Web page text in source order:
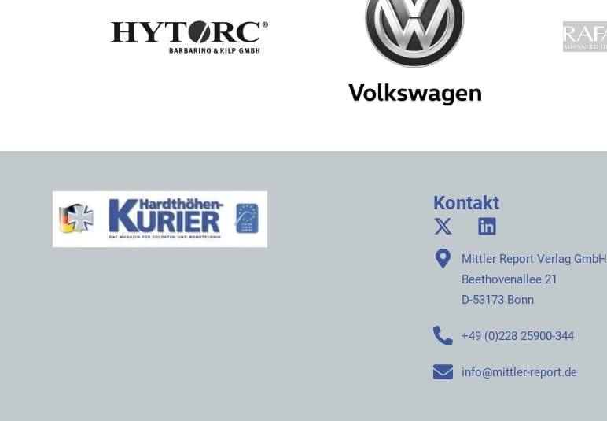
Kontakt
Mittler Report Verlag GmbH
Beethovenallee 21
D-53173 Bonn
+49 (0)228 25900-344
info@mittler-report.de